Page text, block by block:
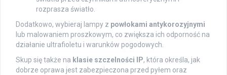
rozprasza światło.
Dodatkowo, wybieraj lampy z powłokami antykorozyjnymi
lub malowaniem proszkowym, co zwiększa ich odporność na
działanie ultrafioletu i warunków pogodowych.
Skup się także na klasie szczelności IP, która określa, jak
dobrze oprawa jest zabezpieczona przed pyłem oraz